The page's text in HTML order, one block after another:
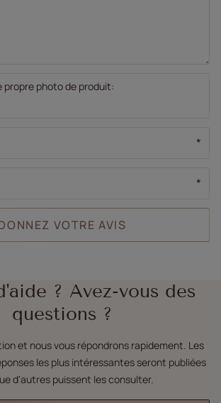
photo de produit:
VOTRE AVIS
? Avez-vous des
questions ?
et nous vous répondrons rapidement. Les
les plus intéressantes seront publiées
d'autres puissent les consulter.